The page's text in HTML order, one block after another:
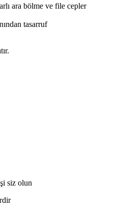
ara bölme ve file cepler
tasarruf
siz olun